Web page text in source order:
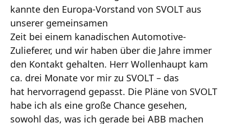
kannte den Europa-Vorstand von SVOLT aus
unserer gemeinsamen
Zeit bei einem kanadischen Automotive-
Zulieferer, und wir haben über die Jahre immer
den Kontakt gehalten. Herr Wollenhaupt kam
ca. drei Monate vor mir zu SVOLT – das
hat hervorragend gepasst. Die Pläne von SVOLT
habe ich als eine große Chance gesehen,
sowohl das, was ich gerade bei ABB machen